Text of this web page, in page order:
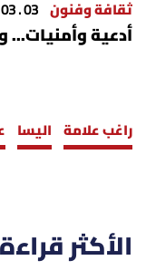
ثقافة وفنون 03 . 03 . 2026
أدعية وأمنيات...
راغب علامة اليسا
الأكثر قراءة